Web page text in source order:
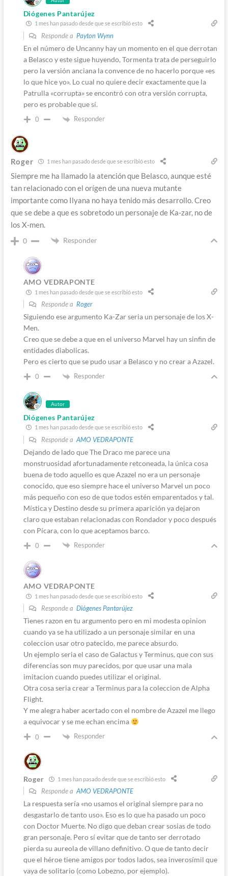
Diógenes Pantarújez
1 mes han pasado desde que se escribió esto
Responde a Payton Wynn
En el número de Uncanny hay un momento en el que derrotan
a Belasco y este sigue huyendo, Tormenta trata de perseguirlo
pero la versión anciana la convence de no hacerlo porque «es
lo que hice yo». Lo cual no quiere decir exactamente que la
Patrulla «corrupta» se encontró con otra versión corrupta,
pero es probable que sí.
0 Responder
Roger 1 mes han pasado desde que se escribió esto
Siempre me ha llamado la atención que Belasco, aunque esté
tan relacionado con el orígen de una nueva mutante
importante como Ilyana no haya tenido más desarrollo. Creo
que se debe a que es sobretodo un personaje de Ka-zar, no de
los X-men.
0 Responder
AMO VEDRAPONTE
1 mes han pasado desde que se escribió esto
Responde a Roger
Siguiendo ese argumento Ka-Zar seria un personaje de los X-
Men.
Creo que se debe a que en el universo Marvel hay un sinfin de
entidades diabolicas.
Pero es cierto que se pudo usar a Belasco y no crear a Azazel.
0 Responder
Autor
Diógenes Pantarújez
1 mes han pasado desde que se escribió esto
Responde a AMO VEDRAPONTE
Dejando de lado que The Draco me parece una
monstruosidad afortunadamente retconeada, la única cosa
buena de todo aquello es que Azazel no era un personaje
conocido, que eso siempre hace el universo Marvel un poco
más pequeño con eso de que todos estén emparentados y tal.
Mística y Destino desde su primera aparición ya dejaron
claro que estaban relacionadas con Rondador y poco después
con Pícara, con lo que aceptamos barco.
0 Responder
AMO VEDRAPONTE
1 mes han pasado desde que se escribió esto
Responde a Diógenes Pantarújez
Tienes razon en tu argumento pero en mi modesta opinion
cuando ya se ha utilizado a un personaje similar en una
coleccion usar otro patecido, me parece absurdo.
Un ejemplo seria el caso de Galactus y Terminus, que con sus
diferencias son muy parecidos, por que usar una mala
imitacion cuando puedes utilizar el original.
Otra cosa seria crear a Terminus para la coleccion de Alpha
Flight.
Y me alegra haber acertado con el nombre de Azazel me llego
a equivocar y se me echan encima
0 Responder
Roger 1 mes han pasado desde que se escribió esto
Responde a AMO VEDRAPONTE
La respuesta sería «no usamos el original siempre para no
desgastarlo de tanto uso». Eso es lo que ha pasado un poco
con Doctor Muerte. No digo que deban crear sosias de todo
gran personaje. Pero sí evitar que de tanto ser derrotado
pierda su aureola de villano definitivo. O que de tanto decir
que el héroe tiene amigos por todos lados, sea inverosímil que
vaya de solitario (como Lobezno, por ejemplo).